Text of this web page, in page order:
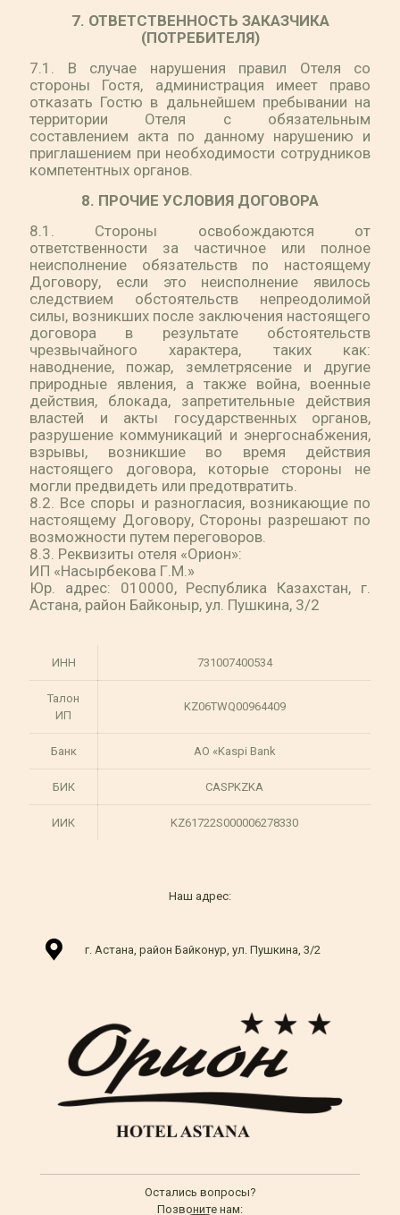
7. ОТВЕТСТВЕННОСТЬ ЗАКАЗЧИКА
(ПОТРЕБИТЕЛЯ)
7.1. В случае нарушения правил Отеля со
стороны Гостя, администрация имеет право
отказать Гостю в дальнейшем пребывании на
территории Отеля с обязательным
составлением акта по данному нарушению и
приглашением при необходимости сотрудников
компетентных органов.
8. ПРОЧИЕ УСЛОВИЯ ДОГОВОРА
8.1. Стороны освобождаются от
ответственности за частичное или полное
неисполнение обязательств по настоящему
Договору, если это неисполнение явилось
следствием обстоятельств непреодолимой
силы, возникших после заключения настоящего
договора в результате обстоятельств
чрезвычайного характера, таких как:
наводнение, пожар, землетрясение и другие
природные явления, а также война, военные
действия, блокада, запретительные действия
властей и акты государственных органов,
разрушение коммуникаций и энергоснабжения,
взрывы, возникшие во время действия
настоящего договора, которые стороны не
могли предвидеть или предотвратить.
8.2. Все споры и разногласия, возникающие по
настоящему Договору, Стороны разрешают по
возможности путем переговоров.
8.3. Реквизиты отеля «Орион»:
ИП «Насырбекова Г.М.»
Юр. адрес: 010000, Республика Казахстан, г.
Астана, район Байконыр, ул. Пушкина, 3/2
ИНН 731007400534
Талон
ИП
KZ06TWQ00964409
Банк АО «Kaspi Bank
БИК CASPKZKA
ИИК KZ61722S000006278330
Наш адрес:
г. Астана, район Байконур, ул. Пушкина, 3/2
Остались вопросы?
Позвоните нам: